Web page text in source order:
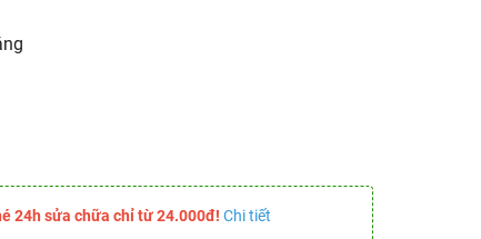
24h sửa chữa chỉ từ 24.000đ! Chi tiết